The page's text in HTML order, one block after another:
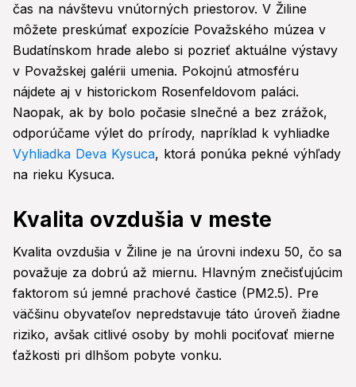
čas na návštevu vnútorných priestorov. V Žiline
môžete preskúmať expozície Považského múzea v
Budatínskom hrade alebo si pozrieť aktuálne výstavy
v Považskej galérii umenia. Pokojnú atmosféru
nájdete aj v historickom Rosenfeldovom paláci.
Naopak, ak by bolo počasie slnečné a bez zrážok,
odporúčame výlet do prírody, napríklad k vyhliadke
Vyhliadka Deva Kysuca, ktorá ponúka pekné výhľady
na rieku Kysuca.
Kvalita ovzdušia v meste
Kvalita ovzdušia v Žiline je na úrovni indexu 50, čo sa
považuje za dobrú až miernu. Hlavným znečisťujúcim
faktorom sú jemné prachové častice (PM2.5). Pre
väčšinu obyvateľov nepredstavuje táto úroveň žiadne
riziko, avšak citlivé osoby by mohli pociťovať mierne
ťažkosti pri dlhšom pobyte vonku.